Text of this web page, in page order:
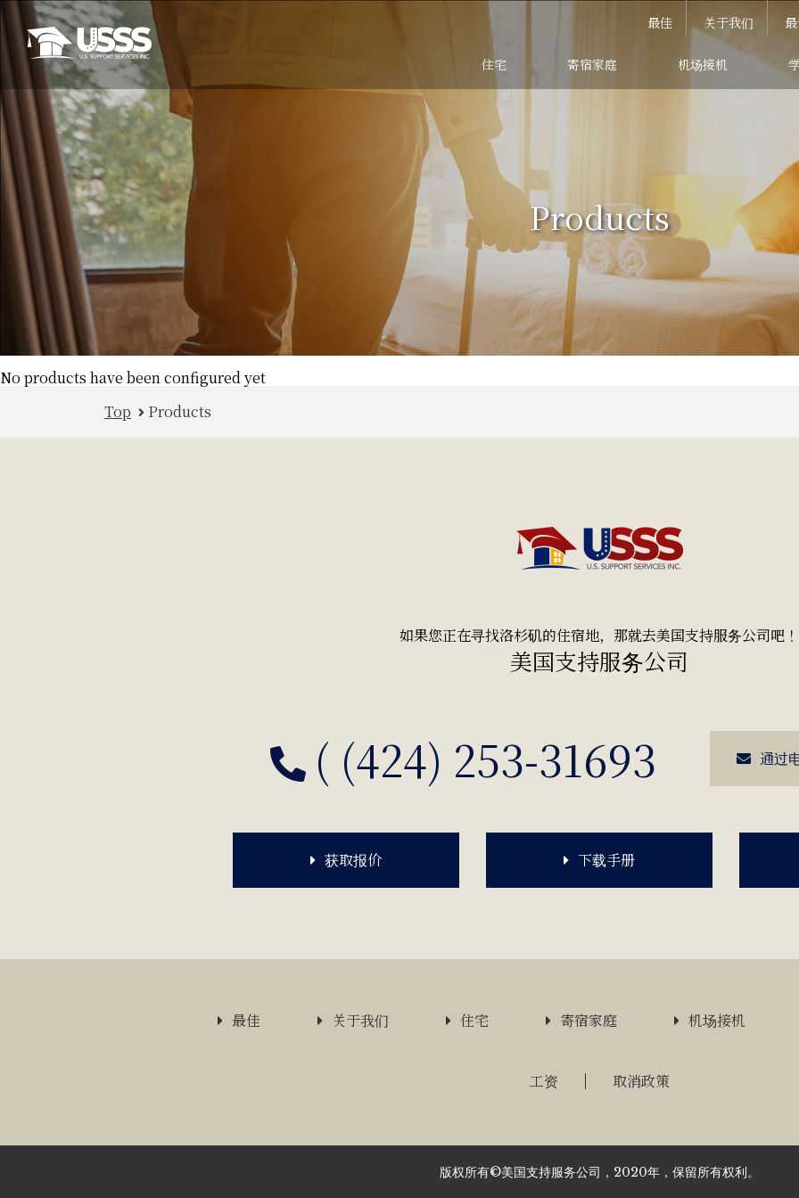
最佳 关于我们
住宅 寄宿家庭 机场接机
Products
No products have been configured yet
Top
Products
如果您正在寻找洛杉矶的住宿地，那就去美国支持服务公司吧！
美国支持服务公司
( (424) 253-31693 通过
获取报价 下载手册
最佳 关于我们 住宅 寄宿家庭 机场接机
工资 取消政策
版权所有©美国支持服务公司，2020年，保留所有权利。